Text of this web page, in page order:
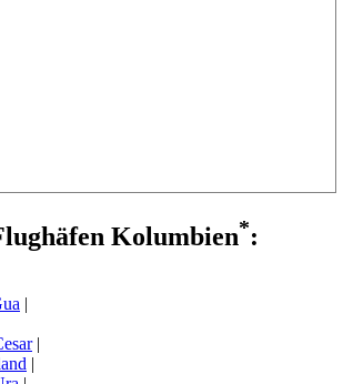
Kolumbien*:
|
|
|